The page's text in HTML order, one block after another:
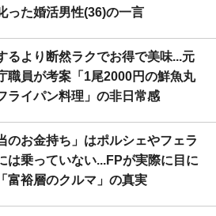
った婚活男性(36)の一言
るより断然ラクでお得で美味...元
職員が考案「1尾2000円の鮮魚丸
ライパン料理」の非日常感
のお金持ち」はポルシェやフェラ
は乗っていない...FPが実際に目に
富裕層のクルマ」の真実